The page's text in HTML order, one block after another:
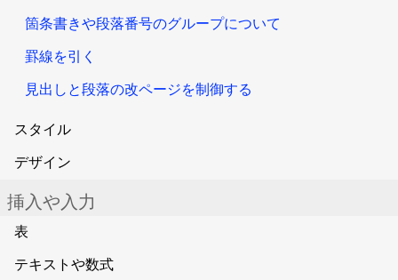
箇条書きや段落番号のグループについて
罫線を引く
見出しと段落の改ページを制御する
スタイル
デザイン
挿入や入力
表
テキストや数式